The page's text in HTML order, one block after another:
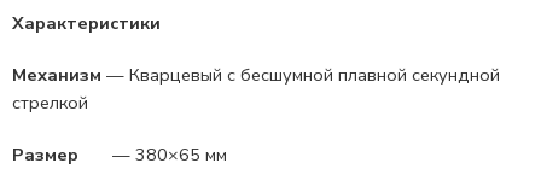
Характеристики
Механизм — Кварцевый с бесшумной плавной секундной
стрелкой
Размер — 380×65 мм